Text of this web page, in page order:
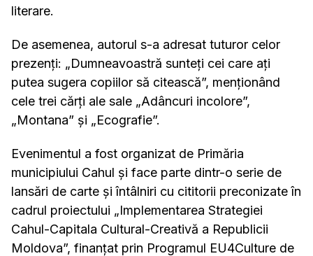
literare.
De asemenea, autorul s-a adresat tuturor celor
prezenți: „Dumneavoastră sunteți cei care ați
putea sugera copiilor să citească”, menționând
cele trei cărți ale sale „Adâncuri incolore”,
„Montana” și „Ecografie”.
Evenimentul a fost organizat de Primăria
municipiului Cahul și face parte dintr-o serie de
lansări de carte și întâlniri cu cititorii preconizate în
cadrul proiectului „Implementarea Strategiei
Cahul-Capitala Cultural-Creativă a Republicii
Moldova”, finanțat prin Programul EU4Culture de